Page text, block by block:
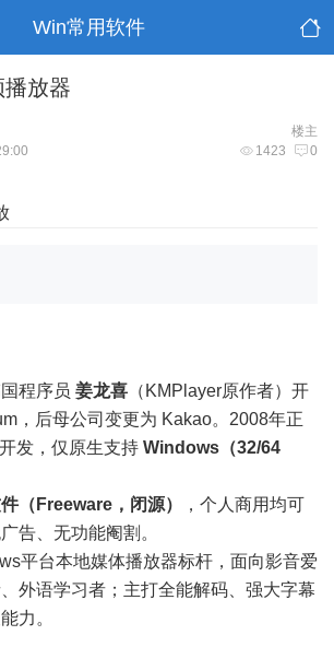
Win常用软件
放器
楼主
1423 0
国程序员 姜龙喜 （KMPlayer原作者）开
，后母公司变更为 Kakao。2008年正
发，仅原生支持 Windows（32/64
（Freeware，闭源）
，个人商用均可
告、无功能阉割。
平台本地媒体播放器标杆，面向影音爱
外语学习者；主打全能解码、强大字幕
力。